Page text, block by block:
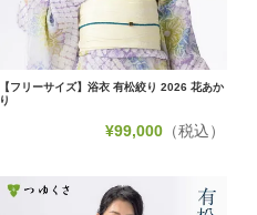
【フリーサイズ】浴衣 有松絞り 2026 花あか
り
¥99,000（税込）